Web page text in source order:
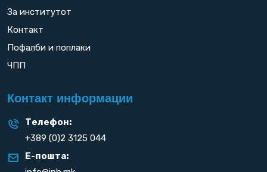
За институтот
Контакт
Пофалби и поплаки
ЧПП
Контакт информации
Телефон:
+389 (0)2 3125 044
Е-пошта: